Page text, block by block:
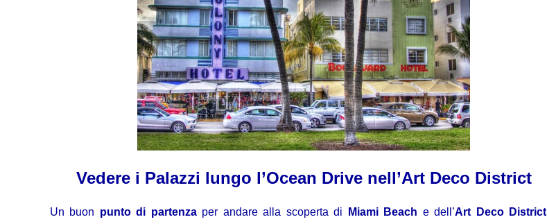
Vedere i Palazzi lungo l’Ocean Drive nell’Art Deco District
Un buon punto di partenzaper andare alla scoperta di Miami Beach e dell’Art Deco District